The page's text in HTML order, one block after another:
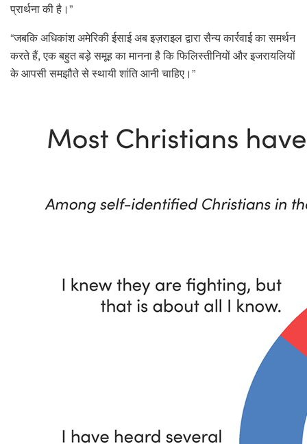
प्रार्थना की है।”
“जबकि अधिकांश अमेरिकी ईसाई अब इज़राइल द्वारा सैन्य कार्रवाई का समर्थन
करते हैं, एक बहुत बड़े समूह का मानना ​​​​है कि फिलिस्तीनियों और इजरायलियों
के आपसी समझौते से स्थायी शांति आनी चाहिए।”